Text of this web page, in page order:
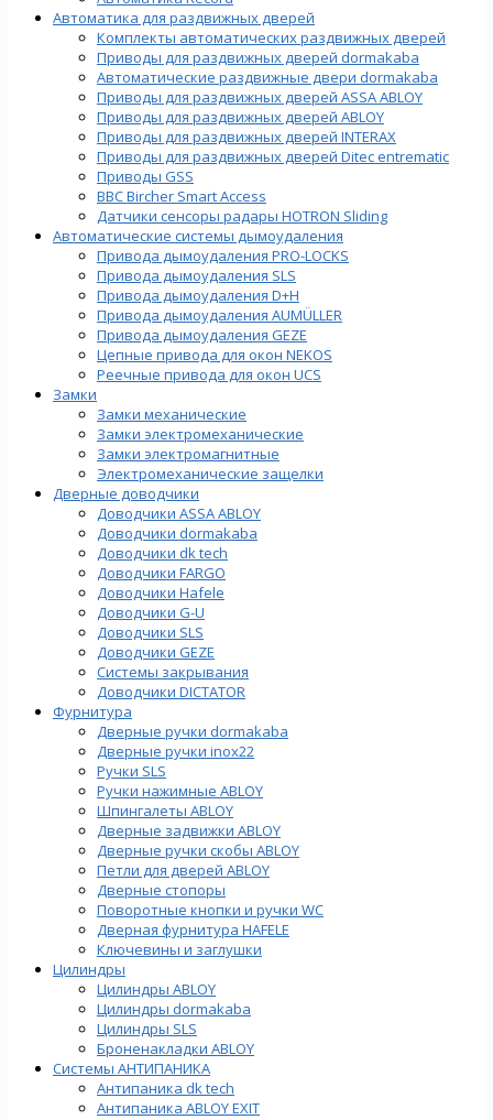
Автоматика для раздвижных дверей
Комплекты автоматических раздвижных дверей
Приводы для раздвижных дверей dormakaba
Автоматические раздвижные двери dormakaba
Приводы для раздвижных дверей ASSA ABLOY
Приводы для раздвижных дверей ABLOY
Приводы для раздвижных дверей INTERAX
Приводы для раздвижных дверей Ditec entrematic
Приводы GSS
BBC Bircher Smart Access
Датчики сенсоры радары HOTRON Sliding
Автоматические системы дымоудаления
Привода дымоудаления PRO-LOCKS
Привода дымоудаления SLS
Привода дымоудаления D+H
Привода дымоудаления AUMÜLLER
Привода дымоудаления GEZE
Цепные привода для окон NEKOS
Реечные привода для окон UСS
Замки
Замки механические
Замки электромеханические
Замки электромагнитные
Электромеханические защелки
Дверные доводчики
Доводчики ASSA ABLOY
Доводчики dormakaba
Доводчики dk tech
Доводчики FARGO
Доводчики Hafele
Доводчики G-U
Доводчики SLS
Доводчики GEZE
Cистемы закрывания
Доводчики DICTATOR
Фурнитура
Дверные ручки dormakaba
Дверные ручки inox22
Ручки SLS
Ручки нажимные ABLOY
Шпингалеты ABLOY
Дверные задвижки ABLOY
Дверные ручки скобы ABLOY
Петли для дверей ABLOY
Дверные стопоры
Поворотные кнопки и ручки WC
Дверная фурнитура HAFELE
Ключевины и заглушки
Цилиндры
Цилиндры ABLOY
Цилиндры dormakaba
Цилиндры SLS
Броненакладки ABLOY
Системы АНТИПАНИКА
Антипаника dk tech
Антипаника ABLOY EXIT